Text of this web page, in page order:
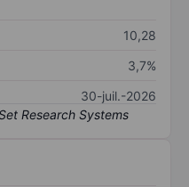
10,28
3,7%
30-juil.-2026